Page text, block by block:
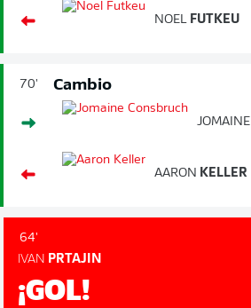
NOEL FUTKEU
70' Cambio
JOMAINE
AARON KELLER
64'
IVAN PRTAJIN
¡GOL!